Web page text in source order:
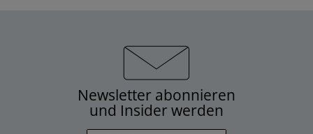
Newsletter abonnieren
und Insider werden